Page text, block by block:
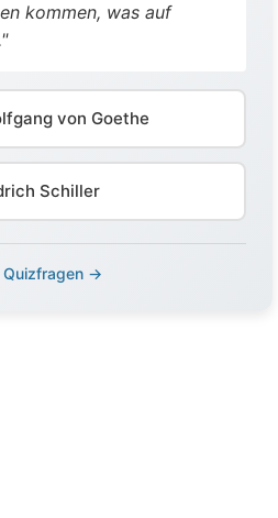
kommen, was auf
von Goethe
Schiller
Quizfragen →